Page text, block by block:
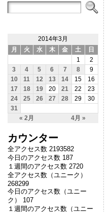
2014年3月
月
火 水 木 金 土 日
« 2月 4月 »
1
2
3
4 5 6 7 8
9
10
11 12 13 14 15
16
17
18 19 20 21 22
23
24
25 26 27 28 29
30
31
カウンター
全アクセス数 2193582
今日のアクセス数 187
１週間のアクセス数 2720
全アクセス数（ユニーク）
268299
今日のアクセス数（ユニー
ク） 107
１週間のアクセス数（ユニー